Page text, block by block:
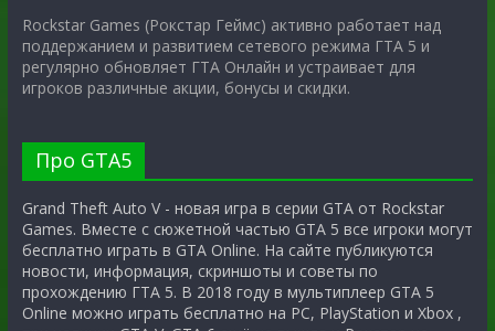
Rockstar Games (Рокстар Геймс) активно работает над
поддержанием и развитием сетевого режима ГТА 5 и
регулярно обновляет ГТА Онлайн и устраивает для
игроков различные акции, бонусы и скидки.
Про GTA5
Grand Theft Auto V - новая игра в серии GTA от Rockstar
Games. Вместе с сюжетной частью GTA 5 все игроки могут
бесплатно играть в GTA Online. На сайте публикуются
новости, информация, скриншоты и советы по
прохождению ГТА 5. В 2018 году в мультиплеер GTA 5
Online можно играть бесплатно на PC, PlayStation и Xbox ,